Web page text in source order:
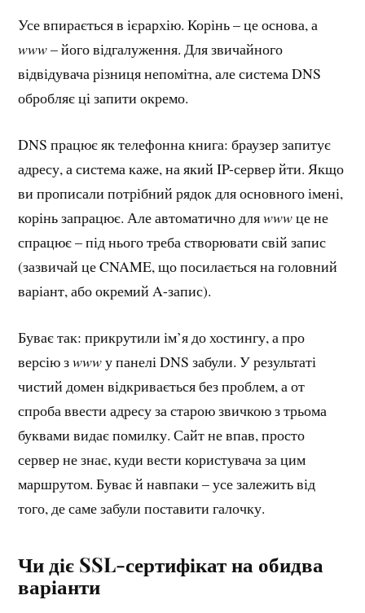
Усе впирається в ієрархію. Корінь – це основа, а
www– його відгалуження. Для звичайного
відвідувача різниця непомітна, але система DNS
обробляє ці запити окремо.
DNS працює як телефонна книга: браузер запитує
адресу, а система каже, на який IP-сервер йти. Якщо
ви прописали потрібний рядок для основного імені,
корінь запрацює. Але автоматично дляwwwце не
спрацює – під нього треба створювати свій запис
(зазвичай це CNAME, що посилається на головний
варіант, або окремий A-запис).
Буває так: прикрутили ім’я до хостингу, а про
версію зwwwу панелі DNS забули. У результаті
чистий домен відкривається без проблем, а от
спроба ввести адресу за старою звичкою з трьома
буквами видає помилку. Сайт не впав, просто
сервер не знає, куди вести користувача за цим
маршрутом. Буває й навпаки – усе залежить від
того, де саме забули поставити галочку.
Чи діє SSL-сертифікат на обидва
варіанти